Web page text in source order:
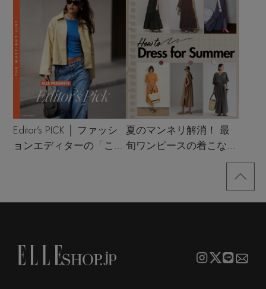
Editor’s PICK │ ファッシ
ョンエディターの「これ
夏のマンネリ解消！ 最
旬ワンピースの着こなし